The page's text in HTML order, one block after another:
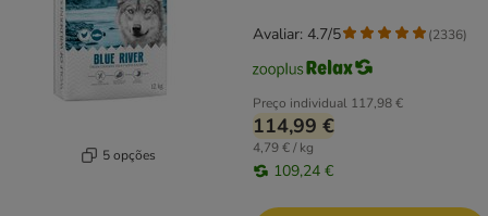
5 opções
Preço individual 117,98 €
114,99 €
4,79 € / kg
109,24 €
Avaliar: 4.7/5 (2336)